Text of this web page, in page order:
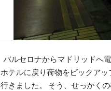
バルセロナからマドリッドへ
ホテルに戻り荷物をピックア
行きました。 そう、せっかく